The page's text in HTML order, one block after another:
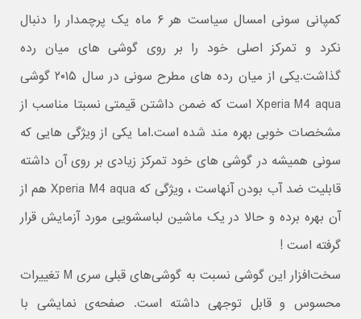
کمپانی سونی امسال سیاست هر ۶ ماه یک پرچمدار را دنبال
نکرد و تمرکز اصلی خود را بر روی گوشی های میان رده
گذاشت.یکی از میان رده های مطرح سونی در سال ۲۰۱۵ گوشی
Xperia M4 aqua است که ضمن داشتن قیمتی نسبتا مناسب از
مشخصات خوبی بهره مند شده است.اما یکی از ویژگی هایی که
سونی همیشه در گوشی های خود تمرکز زیادی بر روی آن داشته
قابلیت ضد آب بودن آنهاست ، ویژگی که Xperia M4 aqua هم از
آن بهره برده و حالا در یک ماشین لباسشویی مورد آزمایش قرار
گرفته است !
سخت‌افزار این گوشی نسبت به گوشی‌های قبلی سری M تغییرات
محسوس و قابل توجهی داشته است. صفحه‌ی نمایشی با